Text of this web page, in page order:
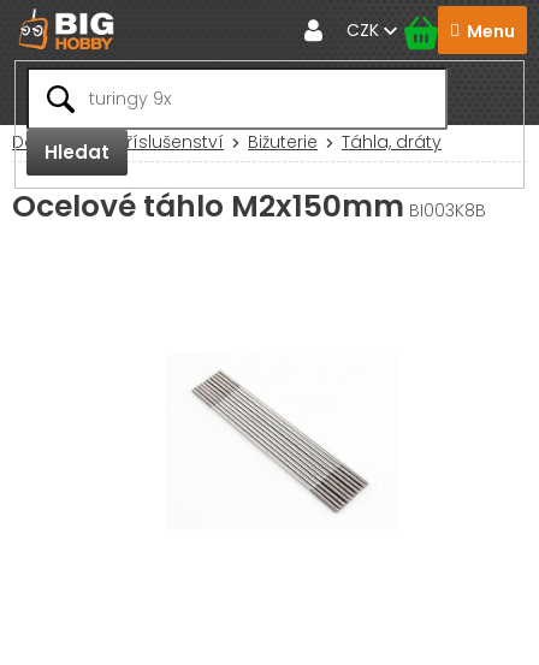
Přejít
na
obsah
Hledat
CZK
Domů RC Příslušenství Bižuterie Táhla, dráty
Ocelové táhlo M2x150mm BI003K8B